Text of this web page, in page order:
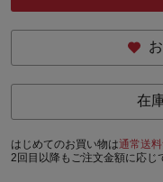
在
はじめてのお買い物は通常送料
2回目以降もご注文金額に応じ